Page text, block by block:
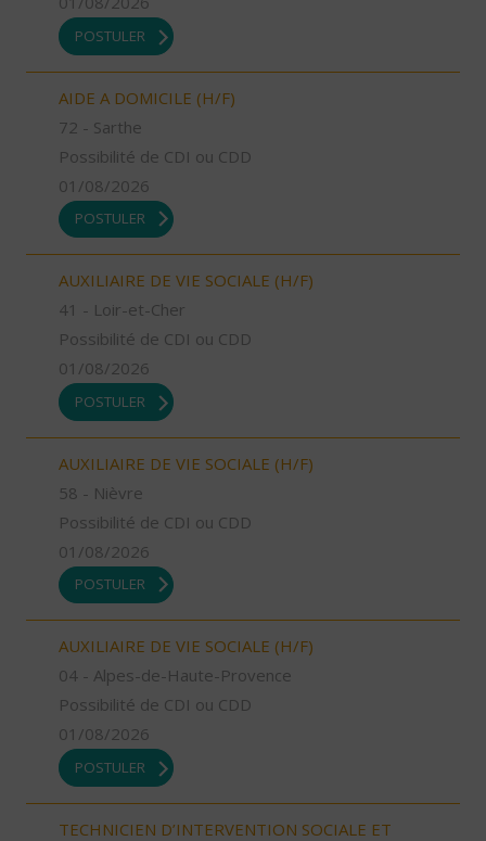
POSTULER
AIDE A DOMICILE (H/F)
72 - Sarthe
Possibilité de CDI ou CDD
01/08/2026
POSTULER
AUXILIAIRE DE VIE SOCIALE (H/F)
41 - Loir-et-Cher
Possibilité de CDI ou CDD
01/08/2026
POSTULER
AUXILIAIRE DE VIE SOCIALE (H/F)
58 - Nièvre
Possibilité de CDI ou CDD
01/08/2026
POSTULER
AUXILIAIRE DE VIE SOCIALE (H/F)
04 - Alpes-de-Haute-Provence
Possibilité de CDI ou CDD
01/08/2026
POSTULER
TECHNICIEN D’INTERVENTION SOCIALE ET